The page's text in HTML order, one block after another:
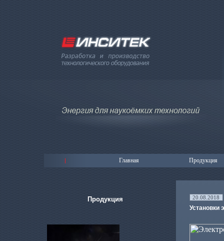
Главная Продукция
Продукция 20.08.2018
Установки